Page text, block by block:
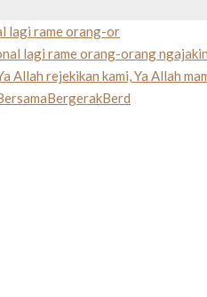
lagi rame orang-or